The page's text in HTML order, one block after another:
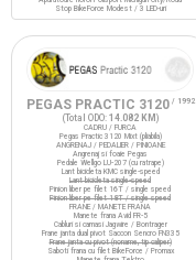
Stop BikeForce Modest / 3 LED-uri
PEGAS PRACTIC 3120/ 1992
(Total ODO: 14.082 KM )
CADRU / FURCA
Pegas Practic 3120 Mixt (pliabila)
ANGRENAJ / PEDALIER / PINIOANE
Angrenaj si foaie Pegas
Pedale Wellgo LU-207 (cu ratrape)
Lant bicicleta KMC single-speed
Lant bicicleta single-speed
Pinion liber pe filet 16T / single speed
Pinion liber pe filet 18T / single speed
FRANE / MANETE FRANA
Manete frana Avid FR-5
Cabluri si camasi Jagwire / Bontrager
Frane janta dual pivot Saccon Sencro FN335
Frane janta cu pivot (noname, tip caliper)
Saboti frana cu filet BikeForce / Promax